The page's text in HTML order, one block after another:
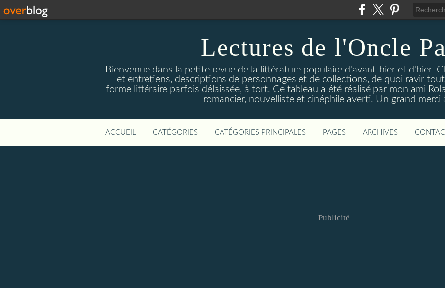
Lectures de l'Oncle
Bienvenue dans la petite revue de la littérature populaire d'avant-hier et d'hier.
et entretiens, descriptions de personnages et de collections, de quoi ravir
forme littéraire parfois délaissée, à tort. Ce tableau a été réalisé par mon ami
romancier, nouvelliste et cinéphile averti. Un grand merci
ACCUEIL CATÉGORIES CATÉGORIES PRINCIPALES PAGES ARCHIVES
Publicité